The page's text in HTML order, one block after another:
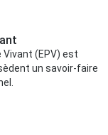
Vivant (EPV) est
un savoir-faire